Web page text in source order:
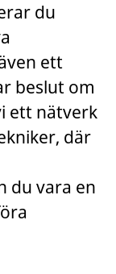
du
ett
beslut om
ett nätverk
där
du vara en